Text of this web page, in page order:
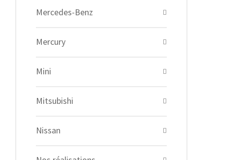
Mercedes-Benz
Mercury
Mini
Mitsubishi
Nissan